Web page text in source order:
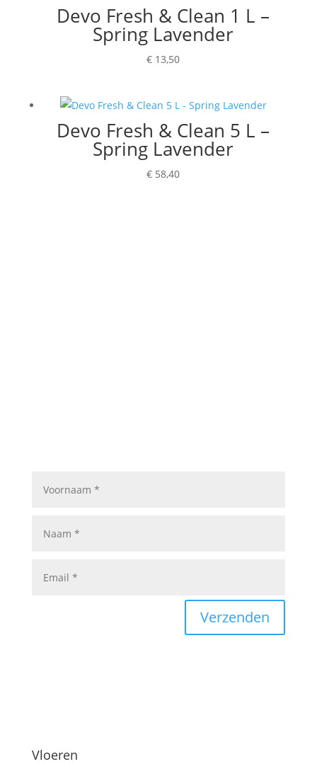
Devo Fresh & Clean 1 L –
Spring Lavender
€ 13,50
Devo Fresh & Clean 5 L –
Spring Lavender
€ 58,40
Verzenden
Vloeren